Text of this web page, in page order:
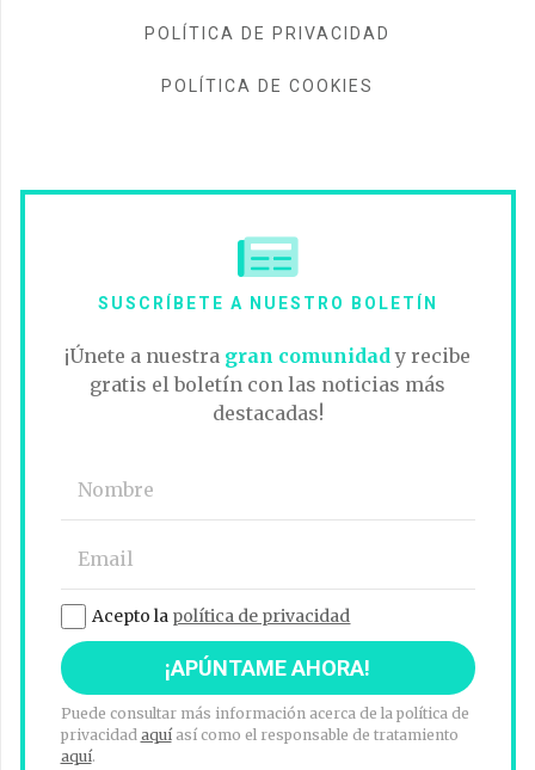
POLÍTICA DE PRIVACIDAD
POLÍTICA DE COOKIES
SUSCRÍBETE A NUESTRO BOLETÍN
¡Únete a nuestra gran comunidad y recibe
gratis el boletín con las noticias más
destacadas!
Acepto la política de privacidad
Puede consultar más información acerca de la política de
privacidad aquíasí como el responsable de tratamiento
aquí.